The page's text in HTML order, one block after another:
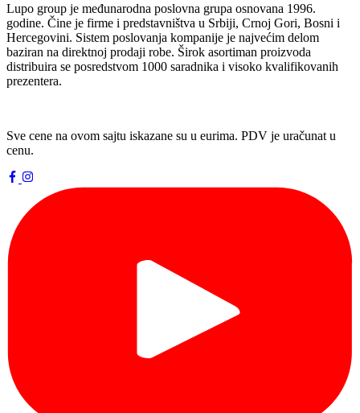
Lupo group je međunarodna poslovna grupa osnovana 1996.
godine. Čine je firme i predstavništva u Srbiji, Crnoj Gori, Bosni i
Hercegovini. Sistem poslovanja kompanije je najvećim delom
baziran na direktnoj prodaji robe. Širok asortiman proizvoda
distribuira se posredstvom 1000 saradnika i visoko kvalifikovanih
prezentera.
Sve cene na ovom sajtu iskazane su u eurima. PDV je uračunat u
cenu.